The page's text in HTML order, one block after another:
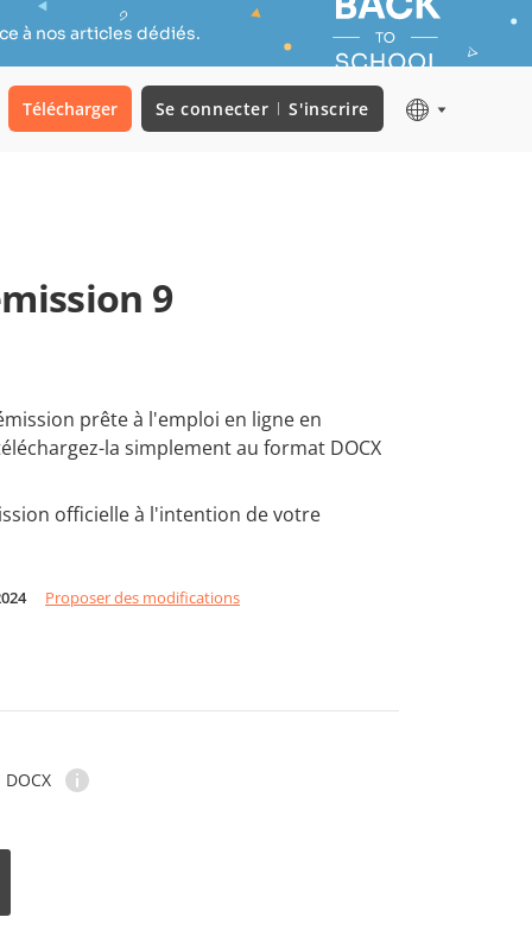
à nos articles dédiés.
Télécharger Se connecter S'inscrire
9
prête à l'emploi en ligne en
la simplement au format DOCX
officielle à l'intention de votre
Proposer des modifications
DOCX